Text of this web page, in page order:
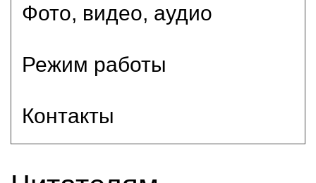
Фото, видео, аудио
Режим работы
Контакты